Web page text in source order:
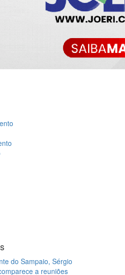
do Sampaio, Sérgio
a reuniões